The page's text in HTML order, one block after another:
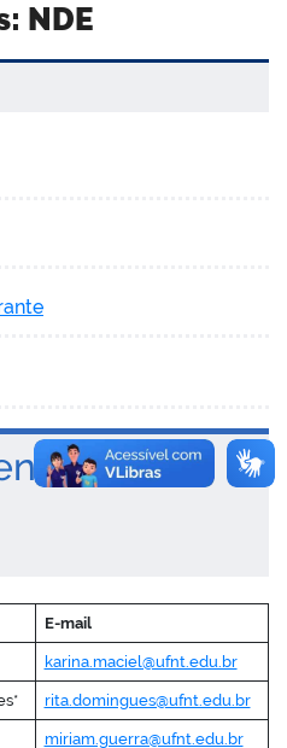
NDE
E-mail
karina.maciel@ufnt.edu.br
rita.domingues@ufnt.edu.br
miriam.guerra@ufnt.edu.br